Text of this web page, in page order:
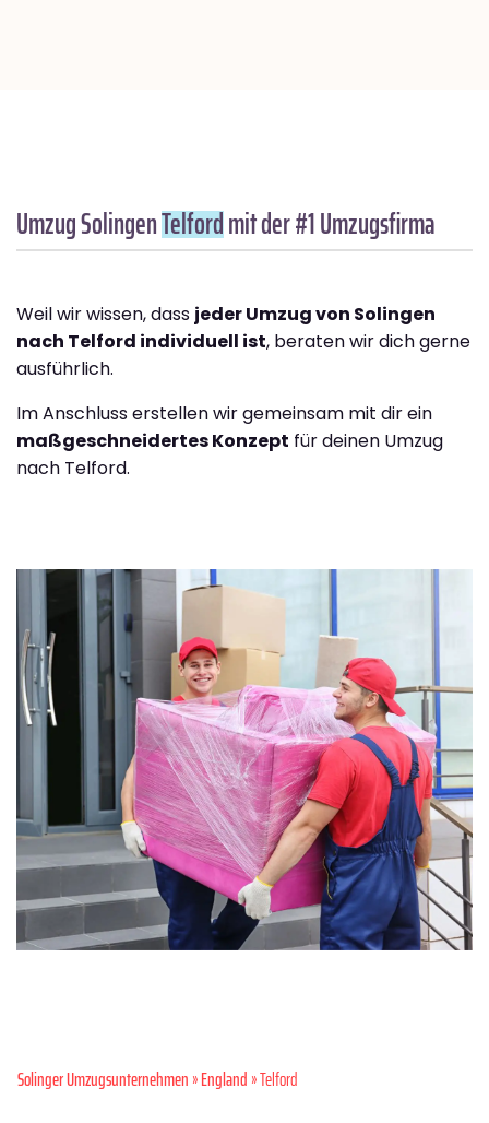
Umzug SolingenTelfordmit der #1 Umzugsfirma
Weil wir wissen, dass jeder Umzug von Solingen
nach Telford individuell ist, beraten wir dich gerne
ausführlich.
Im Anschluss erstellen wir gemeinsam mit dir ein
maßgeschneidertes Konzept für deinen Umzug
nach Telford.
Solinger Umzugsunternehmen»England» Telford